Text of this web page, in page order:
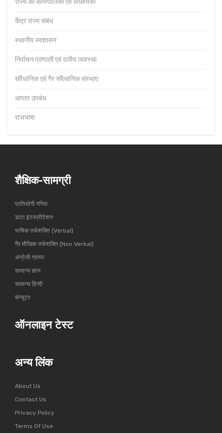
राज्य की कार्यपालिका एवं विधायिका
केंद्र राज्य संबंध
स्थानीय स्वशासन
निर्वाचन प्रणाली एवं दलीय व्यवस्था
संवैधानिक एवं गैर संवैधानिक संस्थाए
आपात उपबंध
राजभाषा
शैक्षिक-सामग्री
प्रतियोगी गणित
डाटा इंटरप्रीटेशन
भाषिक तर्कशक्ति (Verbal)
गैर मौखिक तर्कशक्ति (Non Verbal)
अंग्रेजी ग्रामर
सामान्य ज्ञान
सामान्य हिन्दी
कंप्यूटर
ऑनलाइन टेस्ट
अन्य लिंक
About Us
Contact Us
Privacy Policy
Terms Of Use